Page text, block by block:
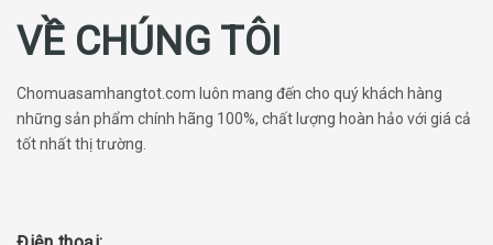
VỀ CHÚNG TÔI
Chomuasamhangtot.com luôn mang đến cho quý khách hàng
những sản phẩm chính hãng 100%, chất lượng hoàn hảo với giá cả
tốt nhất thị trường.